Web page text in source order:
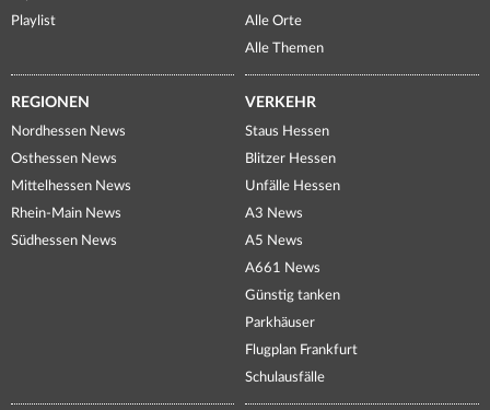
Playlist
Alle Orte
Alle Themen
REGIONEN
Nordhessen News
Osthessen News
Mittelhessen News
Rhein-Main News
Südhessen News
VERKEHR
Staus Hessen
Blitzer Hessen
Unfälle Hessen
A3 News
A5 News
A661 News
Günstig tanken
Parkhäuser
Flugplan Frankfurt
Schulausfälle